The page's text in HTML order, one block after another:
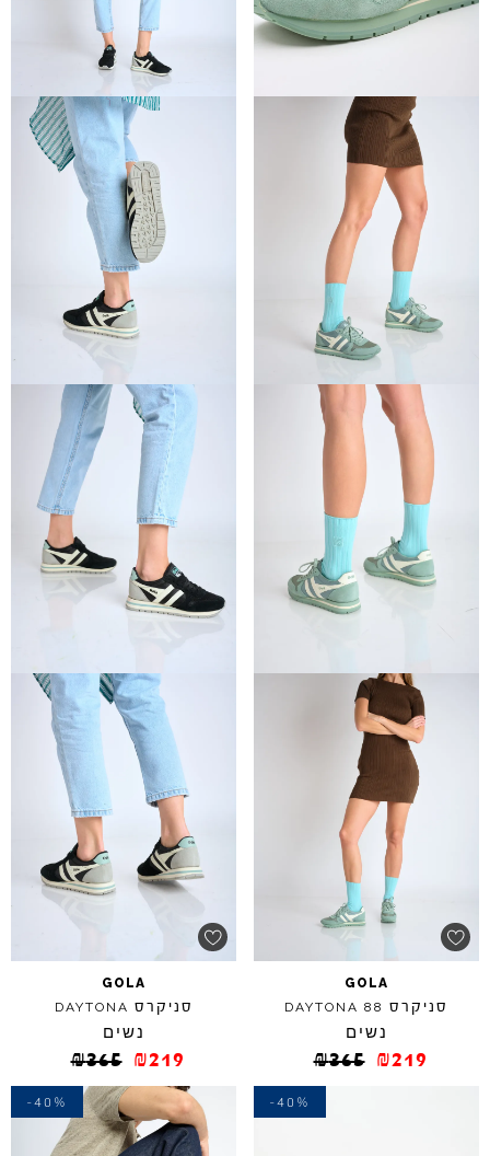
GOLA
סניקרס DAYTONA 88
נשים
₪365 ₪219
GOLA
סניקרס DAYTONA
נשים
₪365 ₪219
-40%
-40%